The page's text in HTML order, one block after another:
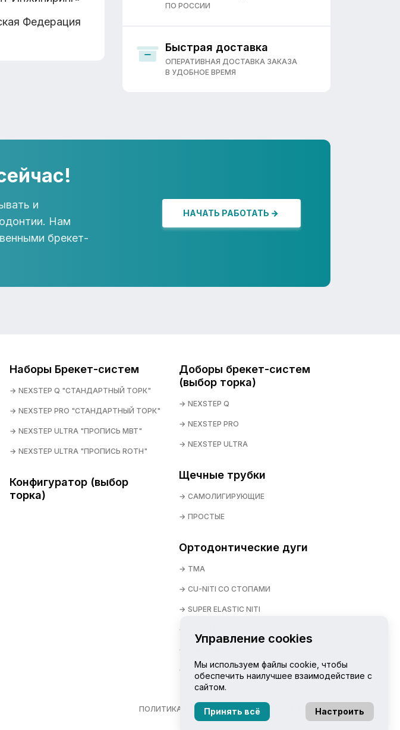
Федерация
ПО РОССИИ
Быстрая доставка
ОПЕРАТИВНАЯ ДОСТАВКА ЗАКАЗА
В УДОБНОЕ ВРЕМЯ
и
Нам
брекет-
НАЧАТЬ РАБОТАТЬ
Наборы Брекет-систем
NEXSTEP Q "СТАНДАРТНЫЙ ТОРК"
NEXSTEP PRO "СТАНДАРТНЫЙ ТОРК"
NEXSTEP ULTRA "ПРОПИСЬ MBT"
NEXSTEP ULTRA "ПРОПИСЬ ROTH"
Конфигуратор (выбор
торка)
Доборы брекет-систем
(выбор торка)
NEXSTEP Q
NEXSTEP PRO
NEXSTEP ULTRA
Щечные трубки
САМОЛИГИРУЮЩИЕ
ПРОСТЫЕ
Ортодонтические дуги
TMA
CU-NITI СО СТОПАМИ
SUPER ELASTIC NITI
REVERSE CURVE NITI
ПОЛИТИКА ОБРАБОТКИ ПЕРСОНАЛЬНЫХ ДАННЫХ
Управление cookies
Мы используем файлы cookie, чтобы
обеспечить наилучшее взаимодействие с
сайтом.
Принять всё Настроить